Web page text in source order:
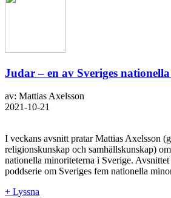
Judar – en av Sveriges
av: Mattias Axelsson
2021-10-21
I veckans avsnitt pratar Mattias Axelsson
religionskunskap och samhällskunskap)
nationella minoriteterna i Sverige.
poddserie om Sveriges fem nationella
+ Lyssna